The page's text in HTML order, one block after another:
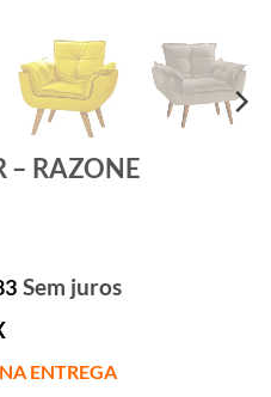
– RAZONE
Sem juros
ENTREGA